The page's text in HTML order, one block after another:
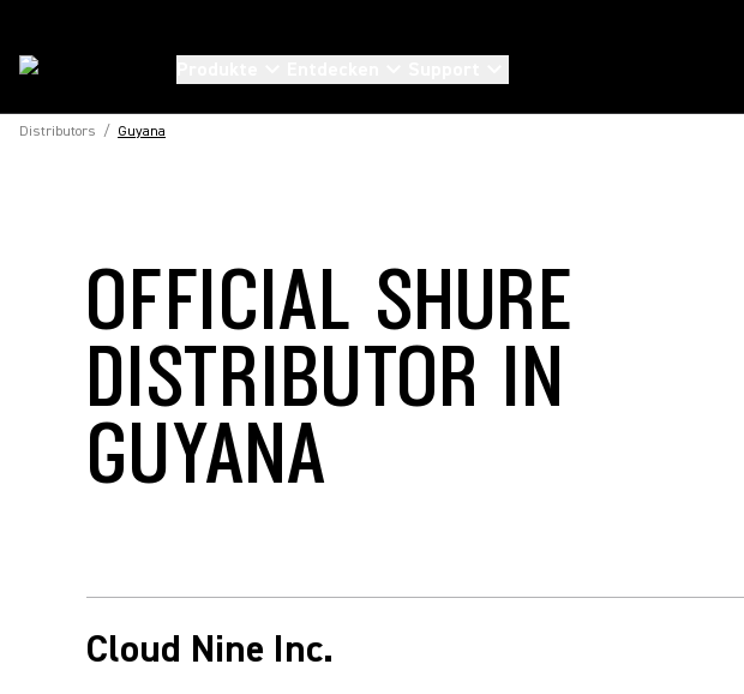
Distributors / Guyana
OFFICIAL SHURE
DISTRIBUTOR IN
GUYANA
Cloud Nine Inc.